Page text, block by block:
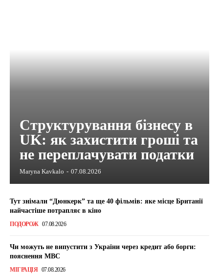
Структурування бізнесу в
UK: як захистити гроші та
не переплачувати податки
Maryna Kavkalo - 07.08.2026
Тут знімали “Дюнкерк” та ще 40 фільмів: яке місце Британії
найчастіше потрапляє в кіно
ПОДОРОЖ 07.08.2026
Чи можуть не випустити з України через кредит або борги:
пояснення МВС
МІГРАЦІЯ 07.08.2026